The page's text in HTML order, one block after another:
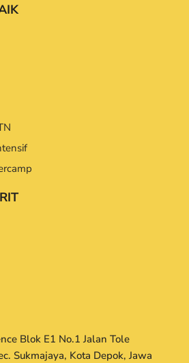
Blok E1 No.1 Jalan Tole
Sukmajaya, Kota Depok, Jawa